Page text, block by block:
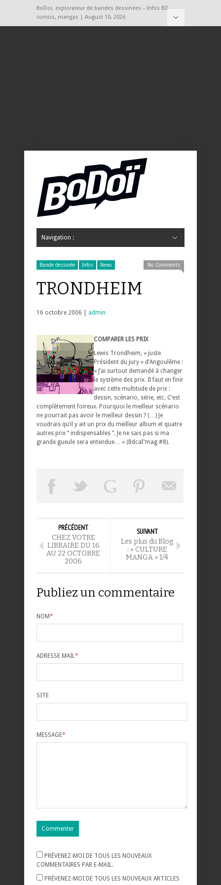
BoDoï, explorateur de bandes dessinées – Infos BD,
comics, mangas | August 10, 2026
Navigation :
Bande dessinée Infos News No Comments
TRONDHEIM
16 octobre 2006 | admin
COMPARER LES PRIX
Lewis Trondheim, « juste
Président du jury » d’Angoulême :
« J’ai surtout demandé à changer
le système des prix. Il faut en finir
avec cette multitude de prix :
dessin, scénario, série, etc. C’est
complètement foireux. Pourquoi le meilleur scénario
ne pourrait pas avoir le meilleur dessin ? (…) Je
voudrais qu’il y ait un prix du meilleur album et quatre
autres prix “ indispensables ”. Je ne sais pas si ma
grande gueule sera entendue… » (Bdcaf’mag #8).
PRÉCÉDENT
CHEZ VOTRE
LIBRAIRE DU 16
AU 22 OCTOBRE
2006
SUIVANT
Les plus du Blog
: « CULTURE
MANGA » 1/4
Publiez un commentaire
NOM*
ADRESSE MAIL *
SITE
MESSAGE*
PRÉVENEZ-MOI DE TOUS LES NOUVEAUX
COMMENTAIRES PAR E-MAIL.
PRÉVENEZ-MOI DE TOUS LES NOUVEAUX ARTICLES